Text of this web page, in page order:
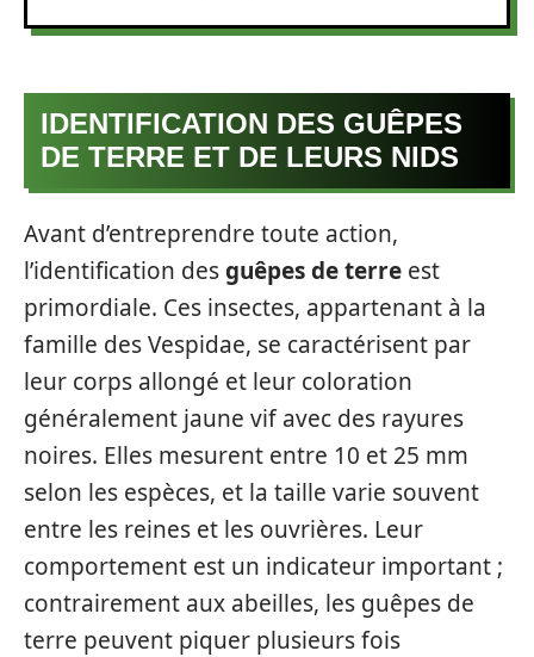
IDENTIFICATION DES GUÊPES
DE TERRE ET DE LEURS NIDS
Avant d’entreprendre toute action,
l’identification desguêpes de terre est
primordiale. Ces insectes, appartenant à la
famille des Vespidae, se caractérisent par
leur corps allongé et leur coloration
généralement jaune vif avec des rayures
noires. Elles mesurent entre 10 et 25 mm
selon les espèces, et la taille varie souvent
entre les reines et les ouvrières. Leur
comportement est un indicateur important ;
contrairement aux abeilles, les guêpes de
terre peuvent piquer plusieurs fois